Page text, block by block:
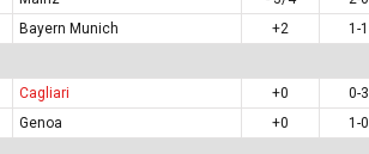
Bayern Munich +2
1-1
Cagliari +0
0-3
Genoa +0
1-0